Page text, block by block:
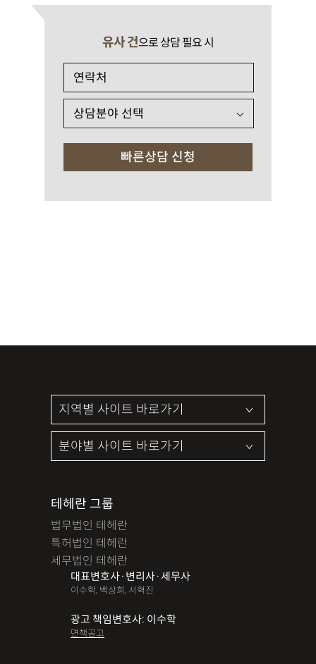
유사 건으로 상담 필요 시
테헤란 그룹
법무법인 테헤란
특허법인 테헤란
세무법인 테헤란
대표변호사·변리사·세무사
이수학, 백상희, 서혁진
광고 책임변호사: 이수학
면책공고